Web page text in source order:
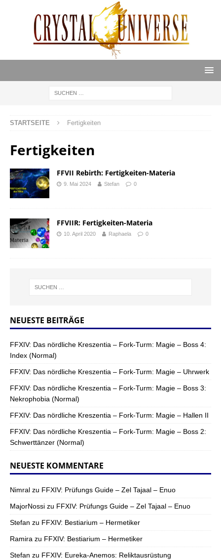
STARTSEITE Fertigkeiten
Fertigkeiten
FFVII Rebirth: Fertigkeiten-Materia
9. Mai 2024 Stefan 0
FFVIIR: Fertigkeiten-Materia
10. April 2020 Raphaela 0
NEUESTE BEITRÄGE
FFXIV: Das nördliche Kreszentia – Fork-Turm: Magie – Boss 4:
Index (Normal)
FFXIV: Das nördliche Kreszentia – Fork-Turm: Magie – Uhrwerk
FFXIV: Das nördliche Kreszentia – Fork-Turm: Magie – Boss 3:
Nekrophobia (Normal)
FFXIV: Das nördliche Kreszentia – Fork-Turm: Magie – Hallen II
FFXIV: Das nördliche Kreszentia – Fork-Turm: Magie – Boss 2:
Schwerttänzer (Normal)
NEUESTE KOMMENTARE
Nimral zu FFXIV: Prüfungs Guide – Zel Tajaal – Enuo
MajorNossi zu FFXIV: Prüfungs Guide – Zel Tajaal – Enuo
Stefan zu FFXIV: Bestiarium – Hermetiker
Ramira zu FFXIV: Bestiarium – Hermetiker
Stefan zu FFXIV: Eureka-Anemos: Reliktausrüstung